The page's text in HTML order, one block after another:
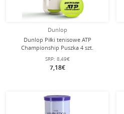
Dunlop
Dunlop Piłki tenisowe ATP
Championship Puszka 4 szt.
SRP: 8,49€
7,18€